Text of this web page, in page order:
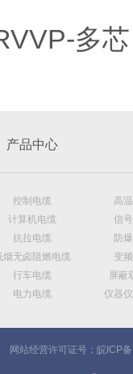
多芯
产品中心
控制电缆
高
计算机电缆
信
抗拉电缆
防
烟无卤阻燃电缆
变
行车电缆
屏蔽
电力电缆 仪器
网站经营许可证号： 皖ICP